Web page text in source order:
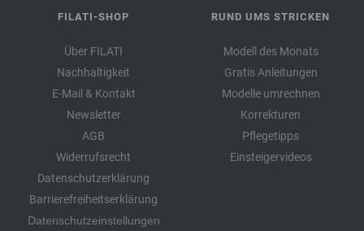
FILATI-SHOP
Über FILATI
Nachhaltigkeit
E-Mail & Kontakt
Newsletter
AGB
Widerrufsrecht
Datenschutzerklärung
Barrierefreiheitserklärung
Datenschutzeinstellungen
RUND UMS STRICKEN
Modell des Monats
Gratis Anleitungen
Modelle umrechnen
Korrekturen
Pflegetipps
Einsteigervideos